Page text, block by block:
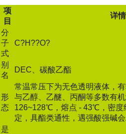
项
目
详情
分
子
式
C?H??O?
别
名
DEC、碳酸乙酯
形
态
常温常压下为无色透明液体，
与乙醇、乙醚、丙酮等多数有
126~128℃，熔点 - 43℃，密度
定，具酯类通性，遇强酸强碱
是